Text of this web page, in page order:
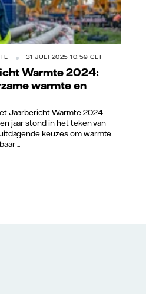
31 JULI 2025 10:59 CET
Warmte 2024:
warmte en
Jaarbericht Warmte 2024
jaar stond in het teken van
keuzes om warmte
...